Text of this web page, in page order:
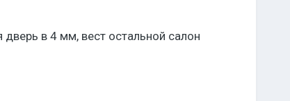
в 4 мм, вест остальной салон